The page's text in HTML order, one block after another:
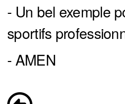
- Un bel exemple
sportifs
- AMEN